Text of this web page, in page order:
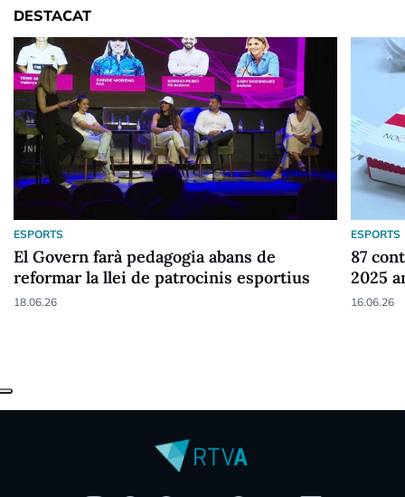
DESTACAT
ESPORTS
El Govern farà pedagogia abans de
reformar la llei de patrocinis esportius
18.06.26
ESPORTS
87
2025
16.06.26